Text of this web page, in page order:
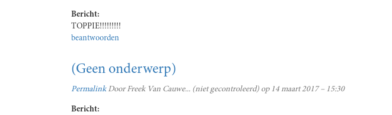
Bericht:
TOPPIE!!!!!!!!!
beantwoorden
(Geen onderwerp)
PermalinkDoorFreek Van Cauwe... (niet gecontroleerd) op 14 maart 2017 – 15:30
Bericht: